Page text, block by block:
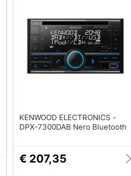
KENWOOD ELECTRONICS -
DPX-7300DAB Nero Bluetooth
€ 207,35